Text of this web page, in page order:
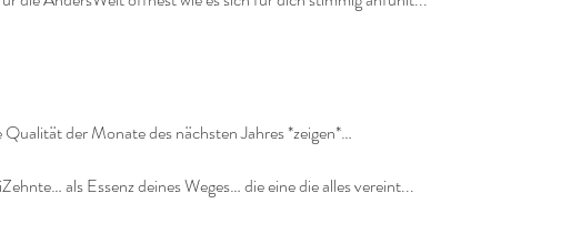
der Monate des nächsten Jahres *zeigen*…
als Essenz deines Weges… die eine die alles vereint...